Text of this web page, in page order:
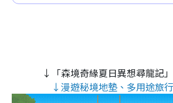
↓「森境奇緣夏日異想尋龍記
↓漫遊秘境地墊、多用途旅